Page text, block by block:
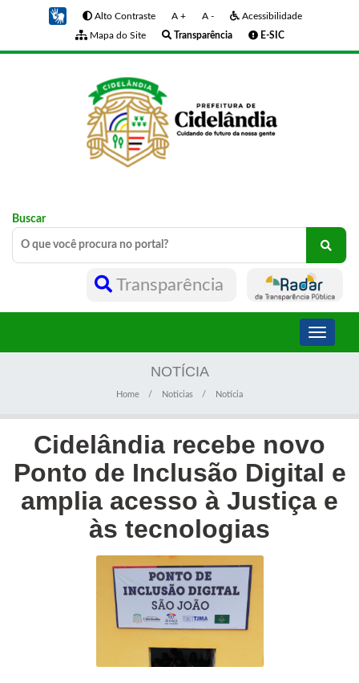
Alto Contraste A + A -
Acessibilidade
Mapa do Site
Transparência E-SIC
Buscar
Transparência
Toggle
NOTÍCIA
Home Noticias Notícia
Cidelândia recebe novo
Ponto de Inclusão Digital e
amplia acesso à Justiça e
às tecnologias